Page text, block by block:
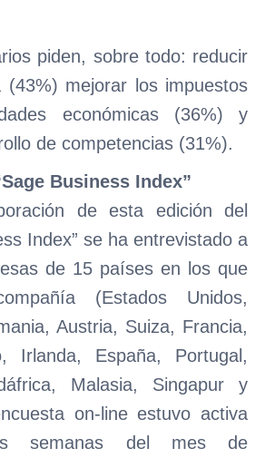
piden, sobre todo: reducir
(43%) mejorar los impuestos
económicas (36%) y
de competencias (31%).
Business Index”
de esta edición del
Index” se ha entrevistado a
de 15 países en los que
(Estados Unidos,
Austria, Suiza, Francia,
Irlanda, España, Portugal,
Malasia, Singapur y
on-line estuvo activa
semanas del mes de